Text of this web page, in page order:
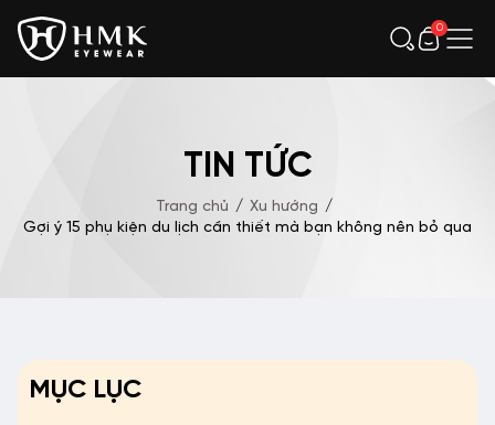
0
TIN TỨC
Trang chủ / Xu hướng /
Gợi ý 15 phụ kiện du lịch cần thiết mà bạn không nên bỏ qua
MỤC LỤC